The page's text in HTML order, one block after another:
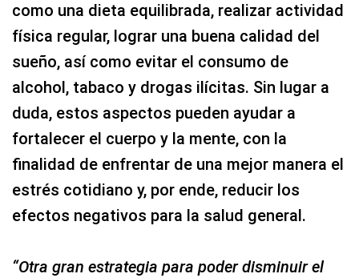
como una dieta equilibrada, realizar actividad
física regular, lograr una buena calidad del
sueño, así como evitar el consumo de
alcohol, tabaco y drogas ilícitas. Sin lugar a
duda, estos aspectos pueden ayudar a
fortalecer el cuerpo y la mente, con la
finalidad de enfrentar de una mejor manera el
estrés cotidiano y, por ende, reducir los
efectos negativos para la salud general.
“Otra gran estrategia para poder disminuir el